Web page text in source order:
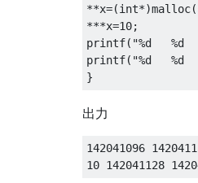
**x=(int*)malloc(
***x=10;
printf( "%d   %d
printf( "%d   %d
}
出力
142041096
10 142041128